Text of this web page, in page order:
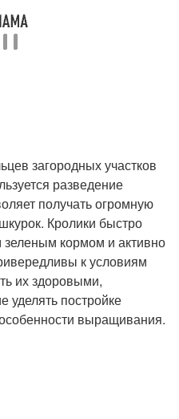
загородных участков
разведение
получать огромную
Кролики быстро
зеленым кормом и активно
к условиям
их здоровыми,
уделять постройке
выращивания.